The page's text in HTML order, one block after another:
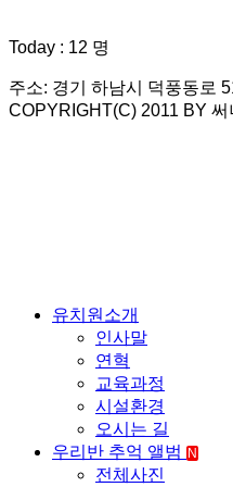
Today : 12 명
주소: 경기 하남시 덕풍동로
COPYRIGHT(C) 2011 BY
유치원소개
인사말
연혁
교육과정
시설환경
오시는 길
우리반 추억 앨범
N
전체사진